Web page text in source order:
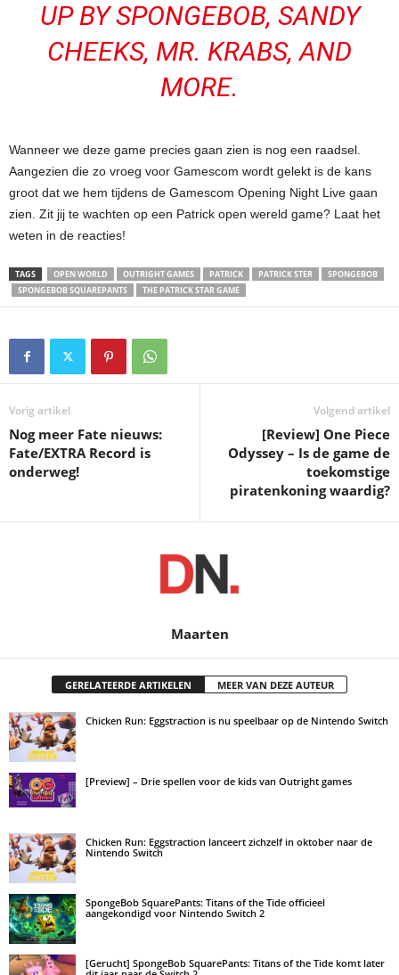
UP BY SPONGEBOB, SANDY
CHEEKS, MR. KRABS, AND
MORE.
Wanneer we deze game precies gaan zien is nog een raadsel.
Aangezien die zo vroeg voor Gamescom wordt gelekt is de kans
groot dat we hem tijdens de Gamescom Opening Night Live gaan
zien. Zit jij te wachten op een Patrick open wereld game? Laat het
weten in de reacties!
TAGS OPEN WORLD OUTRIGHT GAMES PATRICK PATRICK STER
SPONGEBOB
SPONGEBOB SQUAREPANTS
THE PATRICK STAR GAME
Vorig artikel
Nog meer Fate nieuws:
Fate/EXTRA Record is
onderweg!
Volgend artikel
[Review] One Piece
Odyssey – Is de game de
toekomstige
piratenkoning waardig?
Maarten
GERELATEERDE ARTIKELEN MEER VAN DEZE AUTEUR
Chicken Run: Eggstraction is nu speelbaar op de Nintendo Switch
[Preview] – Drie spellen voor de kids van Outright games
Chicken Run: Eggstraction lanceert zichzelf in oktober naar de
Nintendo Switch
SpongeBob SquarePants: Titans of the Tide officieel
aangekondigd voor Nintendo Switch 2
[Gerucht] SpongeBob SquarePants: Titans of the Tide komt later